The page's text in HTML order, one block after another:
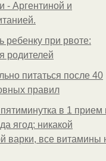
- Аргентиной и
ребенку при рвоте:
родителей
питаться после 40
правил
в 1 прием
ягод: никакой
варки, все витамины